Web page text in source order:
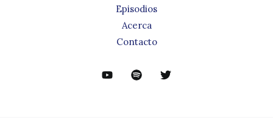
Episodios
Acerca
Contacto